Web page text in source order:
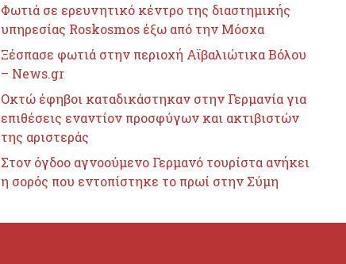
Φωτιά σε ερευνητικό κέντρο της διαστημικής
υπηρεσίας Roskosmos έξω από την Μόσχα
Ξέσπασε φωτιά στην περιοχή Αϊβαλιώτικα Βόλου
– News.gr
Οκτώ έφηβοι καταδικάστηκαν στην Γερμανία για
επιθέσεις εναντίον προσφύγων και ακτιβιστών
της αριστεράς
Στον όγδοο αγνοούμενο Γερμανό τουρίστα ανήκει
η σορός που εντοπίστηκε το πρωί στην Σύμη